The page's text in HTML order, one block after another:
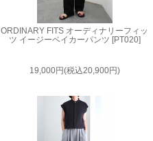
ORDINARY FITS オーディナリーフィッ
ツ イージーベイカーパンツ [PT020]
19,000円(税込20,900円)